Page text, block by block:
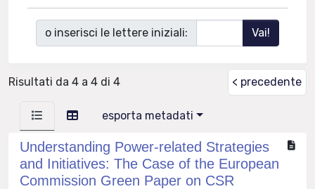
o inserisci le lettere iniziali:
Risultati da 4 a 4 di 4 < precedente
esporta metadati
Understanding Power-related Strategies
and Initiatives: The Case of the European
Commission Green Paper on CSR